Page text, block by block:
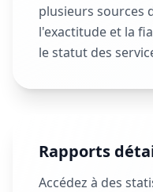
plusieurs sources
l'exactitude et la
le statut des
Rapports
Accédez à des